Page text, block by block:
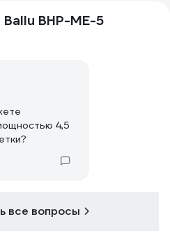
BHP-ME-5
все вопросы